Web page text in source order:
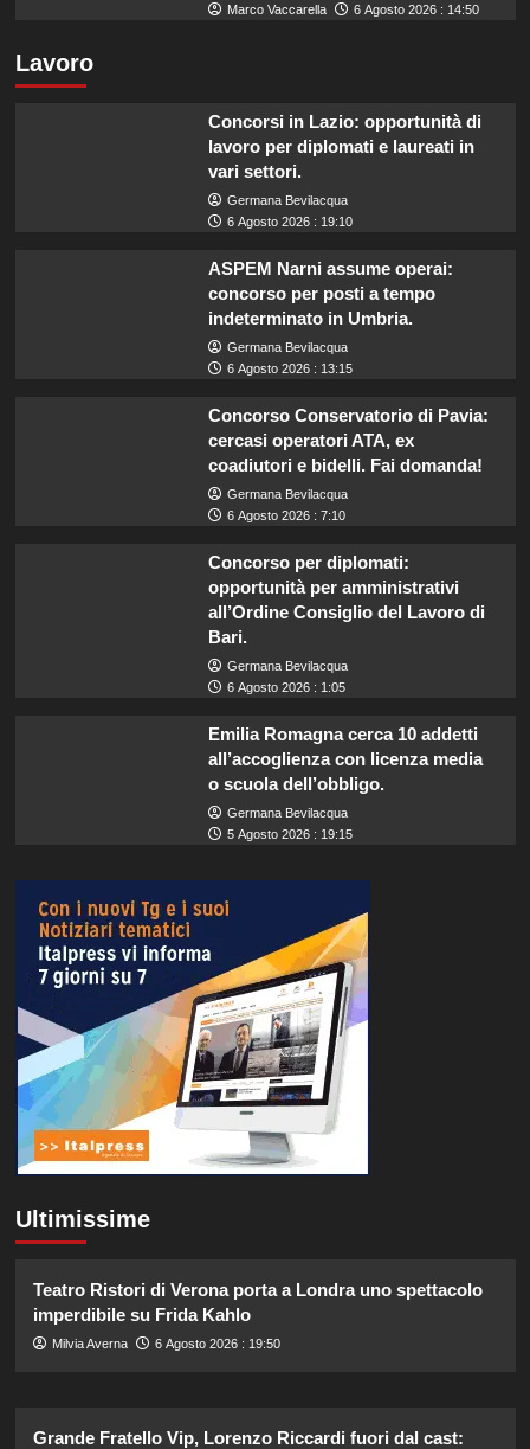
Marco Vaccarella 6 Agosto 2026 : 14:50
Lavoro
Concorsi in Lazio: opportunità di
lavoro per diplomati e laureati in
vari settori.
Germana Bevilacqua
6 Agosto 2026 : 19:10
ASPEM Narni assume operai:
concorso per posti a tempo
indeterminato in Umbria.
Germana Bevilacqua
6 Agosto 2026 : 13:15
Concorso Conservatorio di Pavia:
cercasi operatori ATA, ex
coadiutori e bidelli. Fai domanda!
Germana Bevilacqua
6 Agosto 2026 : 7:10
Concorso per diplomati:
opportunità per amministrativi
all’Ordine Consiglio del Lavoro di
Bari.
Germana Bevilacqua
6 Agosto 2026 : 1:05
Emilia Romagna cerca 10 addetti
all’accoglienza con licenza media
o scuola dell’obbligo.
Germana Bevilacqua
5 Agosto 2026 : 19:15
Ultimissime
Teatro Ristori di Verona porta a Londra uno spettacolo
imperdibile su Frida Kahlo
Milvia Averna 6 Agosto 2026 : 19:50
Grande Fratello Vip, Lorenzo Riccardi fuori dal cast: